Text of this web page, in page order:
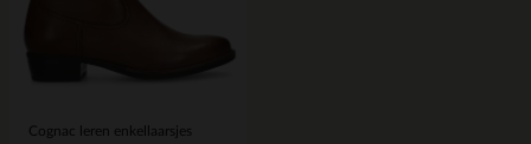
Cognac leren enkellaarsjes